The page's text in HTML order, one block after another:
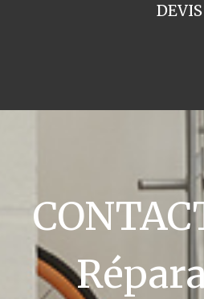
DEVIS